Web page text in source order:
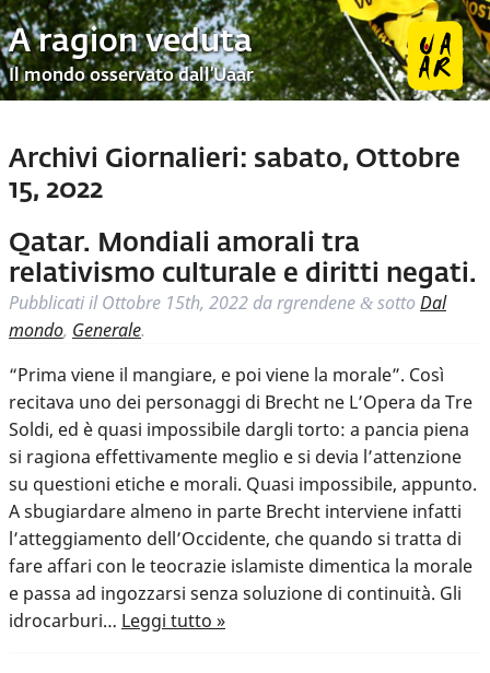
A ragion veduta
Il mondo osservato dall’Uaar
Archivi Giornalieri: sabato, Ottobre
15, 2022
Qatar. Mondiali amorali tra
relativismo culturale e diritti negati.
Pubblicati ilOttobre 15th, 2022 dargrendene & sotto Dal
mondo, Generale.
“Prima viene il mangiare, e poi viene la morale”. Così
recitava uno dei personaggi di Brecht ne L’Opera da Tre
Soldi, ed è quasi impossibile dargli torto: a pancia piena
si ragiona effettivamente meglio e si devia l’attenzione
su questioni etiche e morali. Quasi impossibile, appunto.
A sbugiardare almeno in parte Brecht interviene infatti
l’atteggiamento dell’Occidente, che quando si tratta di
fare affari con le teocrazie islamiste dimentica la morale
e passa ad ingozzarsi senza soluzione di continuità. Gli
idrocarburi… Leggi tutto »